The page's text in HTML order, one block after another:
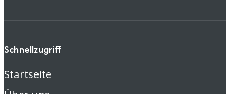
Schnellzugriff
Startseite